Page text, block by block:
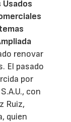
renovar
El pasado
por
con
Ruiz,
quien